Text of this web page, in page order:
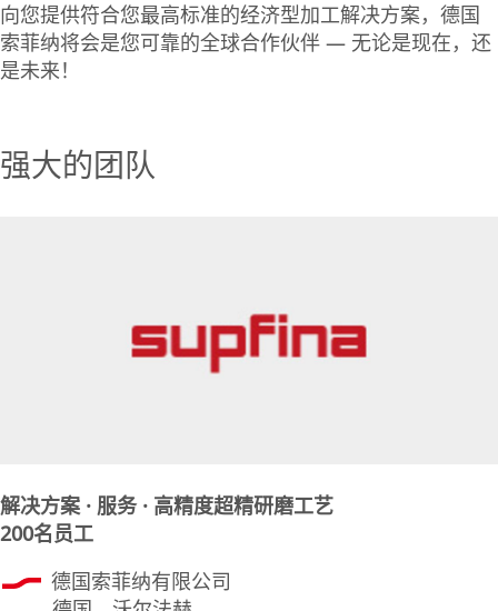
向您提供符合您最高标准的经济型加工解决方案，德国
索菲纳将会是您可靠的全球合作伙伴 — 无论是现在，还
是未来！
强大的团队
解决方案 · 服务 · 高精度超精研磨工艺
200名员工
德国索菲纳有限公司